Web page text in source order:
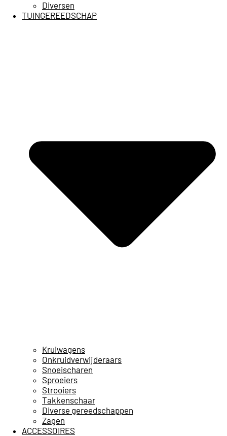
Diversen
TUINGEREEDSCHAP
Kruiwagens
Onkruidverwijderaars
Snoeischaren
Sproeiers
Strooiers
Takkenschaar
Diverse gereedschappen
Zagen
ACCESSOIRES